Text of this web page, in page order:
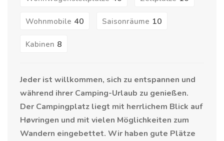
Wohnmobile 40 Saisonräume 10
Kabinen 8
Jeder ist willkommen, sich zu entspannen und
während ihrer Camping-Urlaub zu genießen.
Der Campingplatz liegt mit herrlichem Blick auf
Høvringen und mit vielen Möglichkeiten zum
Wandern eingebettet. Wir haben gute Plätze